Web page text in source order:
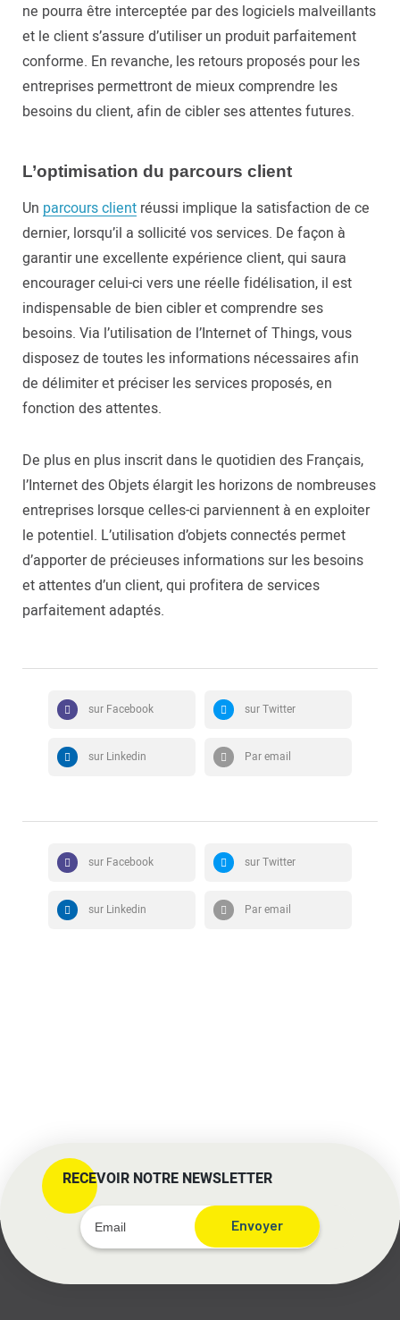
ne pourra être interceptée par des logiciels malveillants
et le client s’assure d’utiliser un produit parfaitement
conforme. En revanche, les retours proposés pour les
entreprises permettront de mieux comprendre les
besoins du client, afin de cibler ses attentes futures.
L’optimisation du parcours client
Un parcours client réussi implique la satisfaction de ce
dernier, lorsqu’il a sollicité vos services. De façon à
garantir une excellente expérience client, qui saura
encourager celui-ci vers une réelle fidélisation, il est
indispensable de bien cibler et comprendre ses
besoins. Via l’utilisation de l’Internet of Things, vous
disposez de toutes les informations nécessaires afin
de délimiter et préciser les services proposés, en
fonction des attentes.
De plus en plus inscrit dans le quotidien des Français,
l’Internet des Objets élargit les horizons de nombreuses
entreprises lorsque celles-ci parviennent à en exploiter
le potentiel. L’utilisation d’objets connectés permet
d’apporter de précieuses informations sur les besoins
et attentes d’un client, qui profitera de services
parfaitement adaptés.
sur Facebook sur Twitter
sur Linkedin Par email
sur Facebook sur Twitter
sur Linkedin Par email
RECEVOIR NOTRE NEWSLETTER
Envoyer